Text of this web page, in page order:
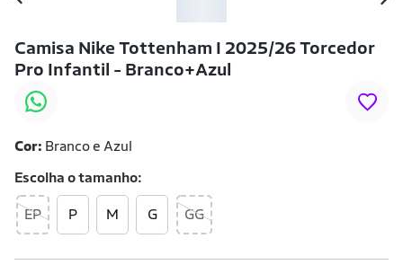
Camisa Nike Tottenham I 2025/26 Torcedor
Pro Infantil - Branco+Azul
Cor: Branco e Azul
Escolha otamanho
EP P M G GG